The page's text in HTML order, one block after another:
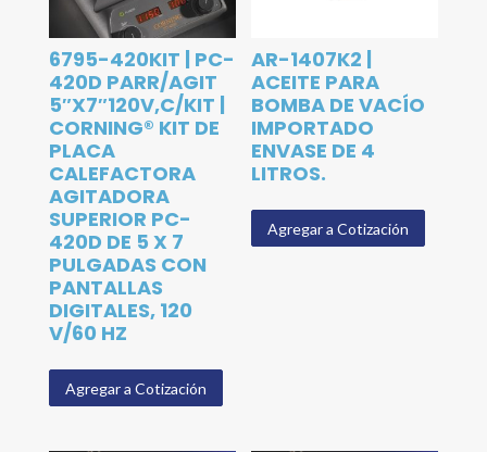
6795-420KIT | PC-
420D PARR/AGIT
5″X7″120V,C/KIT |
CORNING® KIT DE
PLACA
CALEFACTORA
AGITADORA
SUPERIOR PC-
420D DE 5 X 7
PULGADAS CON
PANTALLAS
DIGITALES, 120
V/60 HZ
Agregar a Cotización
AR-1407K2 |
ACEITE PARA
BOMBA DE VACÍO
IMPORTADO
ENVASE DE 4
LITROS.
Agregar a Cotización